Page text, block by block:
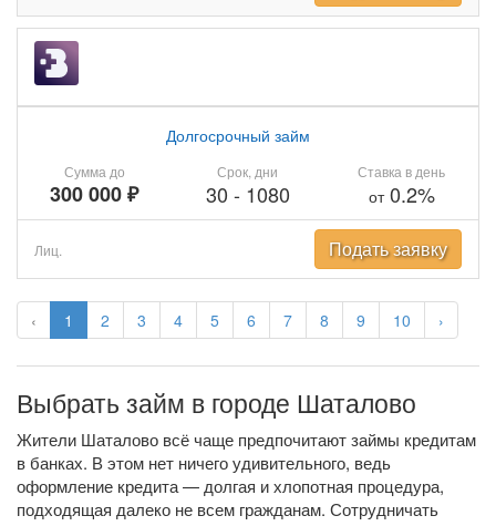
‹ 1 2 3 4 5 6 7 8 9 10 ›
Сумма до
300 000 ₽
Долгосрочный займ
Срок, дни
30 - 1080
Ставка в день
от0.2%
Лиц. Подать заявку
Выбрать займ в городе Шаталово
Жители Шаталово всё чаще предпочитают займы кредитам
в банках. В этом нет ничего удивительного, ведь
оформление кредита — долгая и хлопотная процедура,
подходящая далеко не всем гражданам. Сотрудничать